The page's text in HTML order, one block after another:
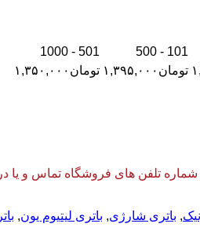
101 - 500
501 - 1000
تومان ۱,۳۹۵,۰۰۰ تومان ۱,۳۵۰,۰۰۰
تلفن های فروشگاه تماس و یا در
, باتری شارژی, باتری لیتیوم یون,